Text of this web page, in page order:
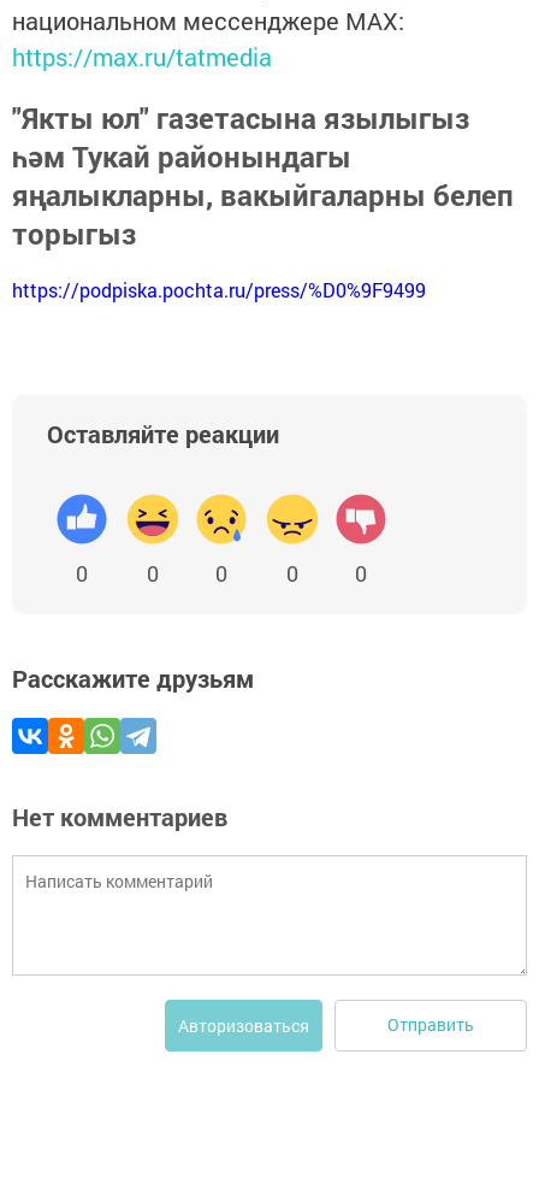
национальном мессенджере MАХ:
https://max.ru/tatmedia
"Якты юл" газетасына язылыгыз
һәм Тукай районындагы
яңалыкларны, вакыйгаларны белеп
торыгыз
https://podpiska.pochta.ru/press/%D0%9F9499
Оставляйте реакции
0 0 0 0 0
Расскажите друзьям
Нет комментариев
Авторизоваться Отправить